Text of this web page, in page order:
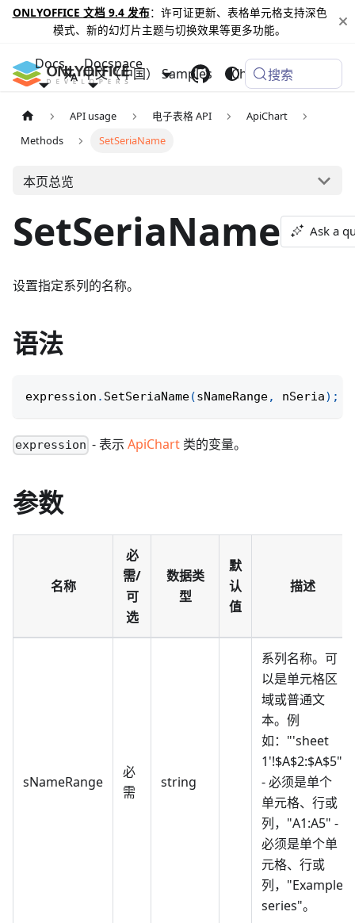
ONLYOFFICE 文档 9.4 发布：许可证更新、表格单元格支持深色
模式、新的幻灯片主题与切换效果等更多功能。
Docs Docspace
Samples Changelog
中文（中国） 搜索
API usage 电子表格 API
ApiChart
Methods
SetSeriaName
本页总览
SetSeriaName Ask a
设置指定系列的名称。
语法
expression . SetSeriaName(sNameRange, nSeria) ;
expression - 表示ApiChart 类的变量。
参数
名称
必
需/
可
选
数据类
型
默
认
值
描述
sNameRange
必
需
string
系列名称。可
以是单元格区
域或普通文
本。例
如："'sheet
1'!$A$2:$A$5"
- 必须是单个
单元格、行或
列，"A1:A5" -
必须是单个单
元格、行或
列，"Example
series"。